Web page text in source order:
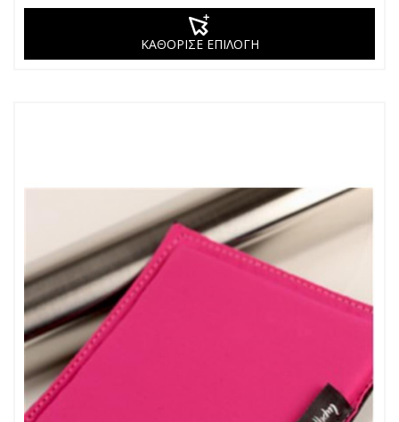
ΚΑΘΟΡΙΣΕ ΕΠΙΛΟΓΗ